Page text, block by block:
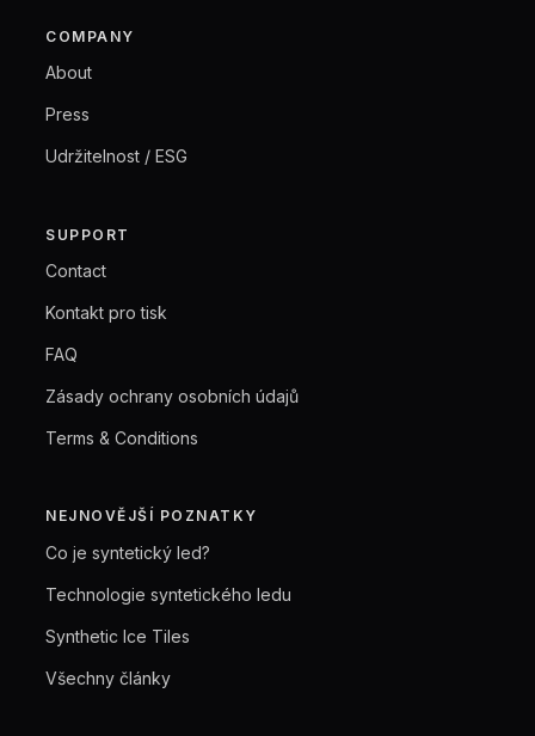
COMPANY
About
Press
Udržitelnost / ESG
SUPPORT
Contact
Kontakt pro tisk
FAQ
Zásady ochrany osobních údajů
Terms & Conditions
NEJNOVĚJŠÍ POZNATKY
Co je syntetický led?
Technologie syntetického ledu
Synthetic Ice Tiles
Všechny články